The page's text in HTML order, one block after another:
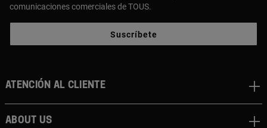
comunicaciones comerciales de TOUS.
Suscríbete
Atención al cliente
About us